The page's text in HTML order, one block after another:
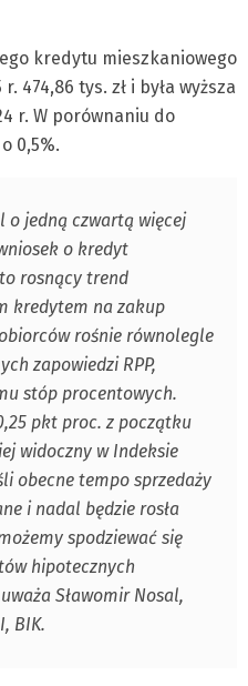
kredytu mieszkaniowego
474,86 tys. zł i była wyższa
r. W porównaniu do
0,5%.
o jedną czwartą więcej
o kredyt
rosnący trend
kredytem na zakup
rośnie równolegle
zapowiedzi RPP,
stóp procentowych.
pkt proc. z początku
widoczny w Indeksie
obecne tempo sprzedaży
i nadal będzie rosła
spodziewać się
hipotecznych
Sławomir Nosal,
BIK.